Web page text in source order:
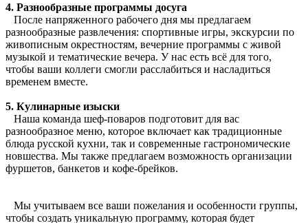
4. Разнообразные программы досуга
После напряженного рабочего дня мы предлагаем
разнообразные развлечения: спортивные игры, экскурсии по
живописным окрестностям, вечерние программы с живой
музыкой и тематические вечера. У нас есть всё для того,
чтобы ваши коллеги смогли расслабиться и насладиться
временем вместе.
5. Кулинарные изыски
Наша команда шеф-поваров подготовит для вас
разнообразное меню, которое включает как традиционные
блюда русской кухни, так и современные гастрономические
новшества. Мы также предлагаем возможность организации
фуршетов, банкетов и кофе-брейков.
Мы учитываем все ваши пожелания и особенности группы,
чтобы создать уникальную программу, которая будет